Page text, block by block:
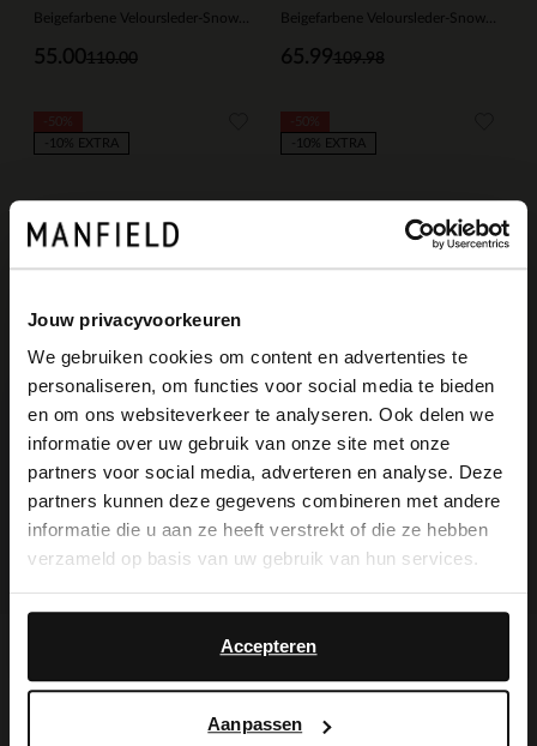
Jouw privacyvoorkeuren
We gebruiken cookies om content en advertenties te
personaliseren, om functies voor social media te bieden
en om ons websiteverkeer te analyseren. Ook delen we
informatie over uw gebruik van onze site met onze
partners voor social media, adverteren en analyse. Deze
partners kunnen deze gegevens combineren met andere
informatie die u aan ze heeft verstrekt of die ze hebben
verzameld op basis van uw gebruik van hun services.
Accepteren
Aanpassen
110.00
55.00
Beigefarbene Veloursleder-Snowboots mit Kunstfell
109.98
65.99
110.00
55.00
-10% EXTRA
110.00
55.00
-10% EXTRA
Die Vorteile von
×
View this website in English?
It looks like your language isn't Dutch. Would
you like to switch to English?
English